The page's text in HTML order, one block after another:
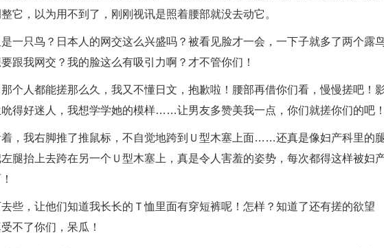
它，以为用不到了，刚刚视讯是照着腰部就没去动它。
一只鸟？日本人的网交这么兴盛吗？被看见脸才一会，一下子就多了两个露
跟我网交？我的脸这么有吸引力啊？才不管你们！
个人都能搓那么久，我又不懂日文，抱歉啦！腰部再借你们看，慢慢搓吧！
吮得好迷人，我想学学她的模样……让男友多赞美我一点，你们就搓你们的吧！
，我右脚推了推鼠标，不自觉地跨到Ｕ型木塞上面……还真是像妇产科里的
腿抬上去跨在另一个Ｕ型木塞上，真是令人害羞的姿势，每次都得这样被妇
些，让他们知道我长长的Ｔ恤里面有穿短裤呢！怎样？知道了还有搓的欲望
不了你们，呆瓜！